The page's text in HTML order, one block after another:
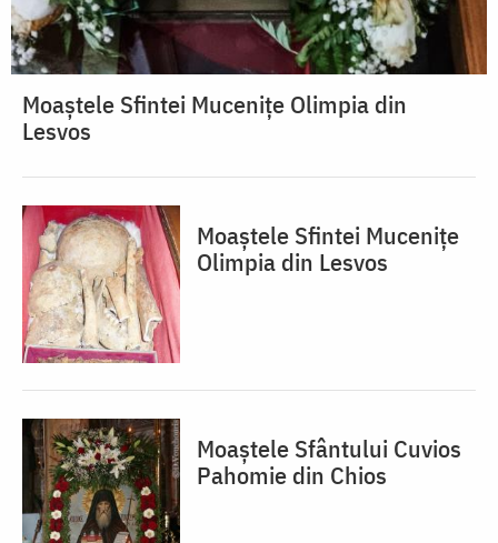
Moaștele Sfintei Mucenițe Olimpia din
Lesvos
Moaștele Sfintei Mucenițe
Olimpia din Lesvos
Moaștele Sfântului Cuvios
Pahomie din Chios